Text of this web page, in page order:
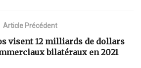
Article Précédent
visent 12 milliards de dollars
bilatéraux en 2021